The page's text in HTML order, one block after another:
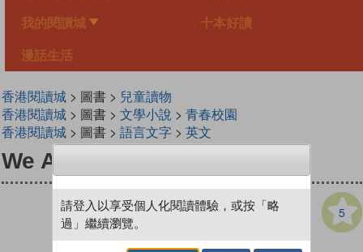
我的閱讀城 十本好讀
漫話生活
香港閱讀城> 圖書 > 兒童讀物
香港閱讀城> 圖書 > 文學小說 > 青春校園
香港閱讀城> 圖書 > 語言文字> 英文
We Are Going to the Beach
5
請登入以享受個人化閱讀體驗，或按「略
過」繼續瀏覽。